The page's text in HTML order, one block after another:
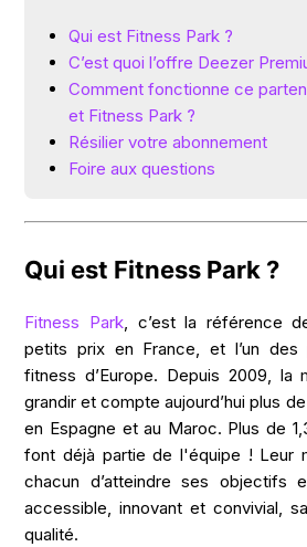
Qui est Fitness Park ?
C’est quoi l’offre Deezer
Comment fonctionne ce
et Fitness Park ?
Résilier votre abonnement
Foire aux questions
Qui est Fitness Park ?
Fitness Park, c’est la référence
petits prix en France, et l’un des
fitness d’Europe. Depuis 2009, la
grandir et compte aujourd’hui plus
en Espagne et au Maroc. Plus de
font déjà partie de l'équipe ! Leur
chacun d’atteindre ses objectifs
accessible, innovant et convivial,
qualité.